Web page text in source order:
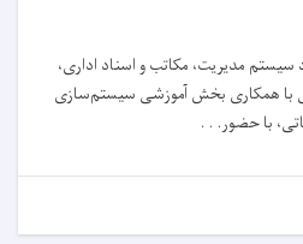
سیستم مدیریت، مکاتب و اسناد اداری،
با همکاری بخش آموزشی سیستم‌سازی
با حضور. . .